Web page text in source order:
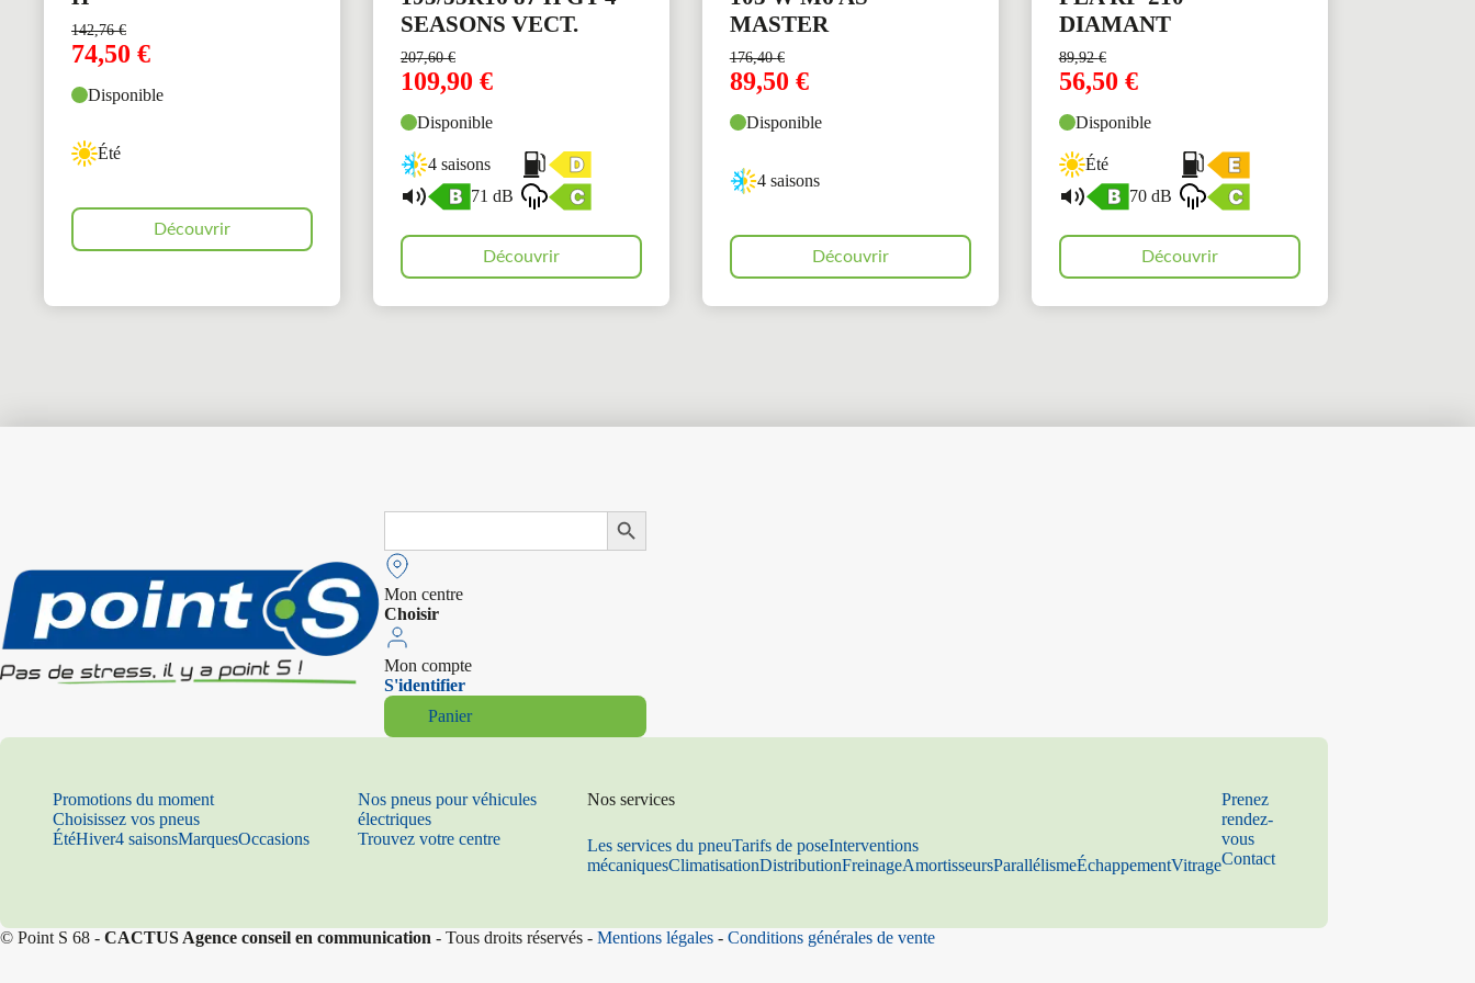
142,76€
74,50 €
Disponible
Été
Découvrir
SEASONS VECT.
207,60€
109,90 €
Disponible
4 saisons
71 dB
Découvrir
MASTER
176,40€
89,50 €
Disponible
4 saisons
Découvrir
DIAMANT
89,92€
56,50 €
Disponible
Été
70 dB
Découvrir
Search
Search Button
Mon centre
Choisir
Mon compte
S'identifier
Panier
Promotions du moment
Choisissez vos pneus
ÉtéHiver4 saisonsMarquesOccasions
Nos pneus pour véhicules
électriques
Trouvez votre centre
Nos services
Les services du pneuTarifs de poseInterventions
mécaniquesClimatisationDistributionFreinageAmortisseursParallélismeÉchappementVitrage
Prenez
rendez-
vous
Contact
© Point S 68 - CACTUS Agence conseil en communication - Tous droits réservés - Mentions légales - Conditions générales de vente